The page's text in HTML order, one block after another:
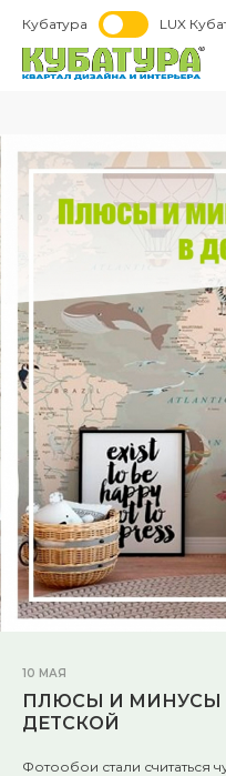
Кубатура LUX
10 МАЯ
ПЛЮСЫ И МИНУСЫ
ДЕТСКОЙ
Фотообои стали считаться